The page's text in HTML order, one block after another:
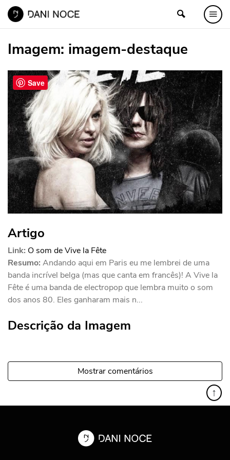
Imagem: imagem-destaque
Artigo
Link: O som de Vive la Fête
Resumo: Andando aqui em Paris eu me lembrei de uma
banda incrível belga (mas que canta em francês)! A Vive la
Fête é uma banda de electropop que lembra muito o som
dos anos 80. Eles ganharam mais n...
Descrição da Imagem
Mostrar comentários
↑
Save